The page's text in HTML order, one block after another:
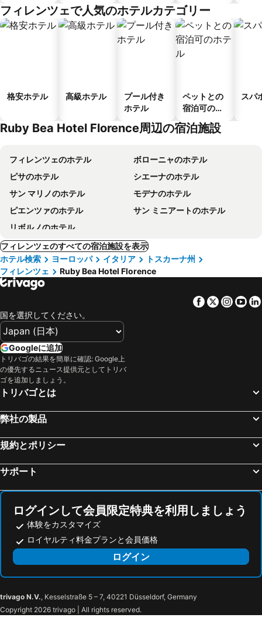
ス
フィレンツェで人気のホテルカテゴリー
格安ホテル 高級ホテル
プール付き
ホテル
ペットとの
宿泊可のホ
スパ
Ruby Bea Hotel Florence周辺の宿泊施設
フィレンツェのホテル
ボローニャのホテル
ピサのホテル
シエーナのホテル
サン マリノのホテル
モデナのホテル
ピエンツァのホテル
サン ミニアートのホテル
リボルノのホテル
フィレンツェのすべての宿泊施設を表示
ホテル検索
ヨーロッパ イタリア
トスカーナ州
フィレンツェ
Ruby Bea Hotel Florence
Facebook
Twitter
国を選択してください。
Googleに追加
トリバゴの結果を簡単に確認: Google上
の優先するニュース提供元としてトリバ
ゴを追加しましょう。
トリバゴとは
弊社の製品
規約とポリシー
サポート
ログインして会員限定特典を利用しましょう
体験をカスタマイズ
ロイヤルティ料金プランと会員価格
ログイン
trivago N.V., Kesselstraße 5 – 7, 40221 Düsseldorf, Germany
Copyright 2026 trivago | All rights reserved.